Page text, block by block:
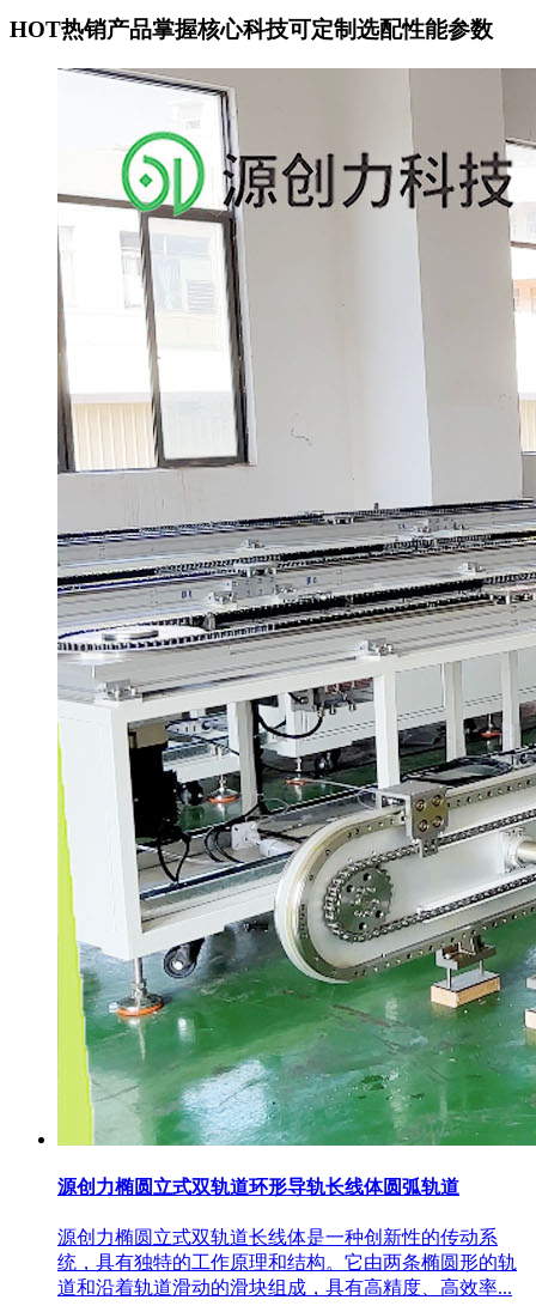
HOT热销产品掌握核心科技可定制选配性能参数
源创力椭圆立式双轨道环形导轨长线体圆弧轨道
源创力椭圆立式双轨道长线体是一种创新性的传动系
统，具有独特的工作原理和结构。它由两条椭圆形的轨
道和沿着轨道滑动的滑块组成，具有高精度、高效率...